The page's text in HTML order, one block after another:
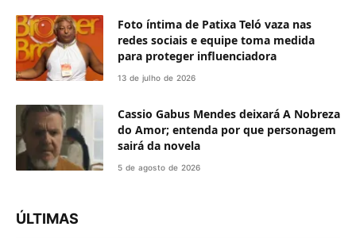
Foto íntima de Patixa Teló vaza nas
redes sociais e equipe toma medida
para proteger influenciadora
13 de julho de 2026
Cassio Gabus Mendes deixará A Nobreza
do Amor; entenda por que personagem
sairá da novela
5 de agosto de 2026
ÚLTIMAS